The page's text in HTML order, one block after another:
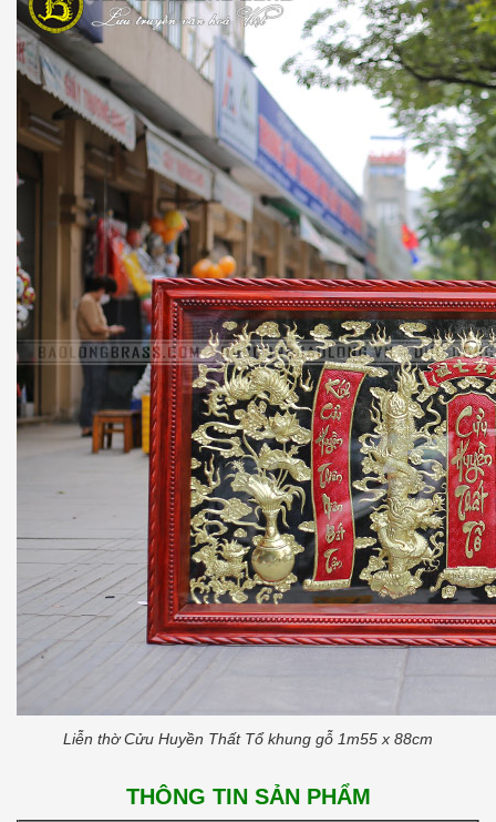
Liễn thờ Cửu Huyền Thất Tổ khung gỗ 1m55 x 88cm
THÔNG TIN SẢN PHẨM